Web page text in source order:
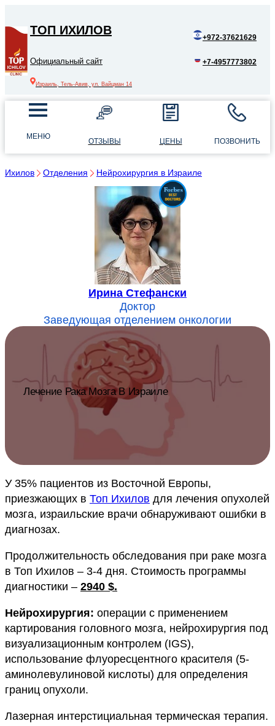
ТОП ИХИЛОВ
Официальный сайт
Израиль, Тель-Авив, ул. Вайцман 14
+972-37621629
+7-4957773802
МЕНЮ
ОТЗЫВЫ ЦЕНЫ ПОЗВОНИТЬ
Ихилов Отделения Нейрохирургия в Израиле
Ирина Стефански
Доктор
Заведующая отделением онкологии
Лечение Рака Мозга В Израиле
У 35% пациентов из Восточной Европы,
приезжающих в Топ Ихилов для лечения опухолей
мозга, израильские врачи обнаруживают ошибки в
диагнозах.
Продолжительность обследования при раке мозга
в Топ Ихилов – 3-4 дня. Стоимость программы
диагностики – 2940 $.
Нейрохирургия: операции с применением
картирования головного мозга, нейрохирургия под
визуализационным контролем (IGS),
использование флуоресцентного красителя (5-
аминолевулиновой кислоты) для определения
границ опухоли.
Лазерная интерстициальная термическая терапия.